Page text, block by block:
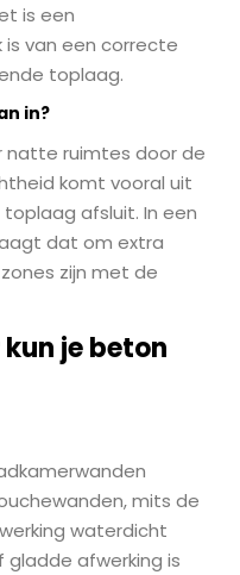
is een
van een correcte
toplaag.
in?
natte ruimtes door de
komt vooral uit
afsluit. In een
dat om extra
zijn met de
je beton
mits de
waterdicht
afwerking is